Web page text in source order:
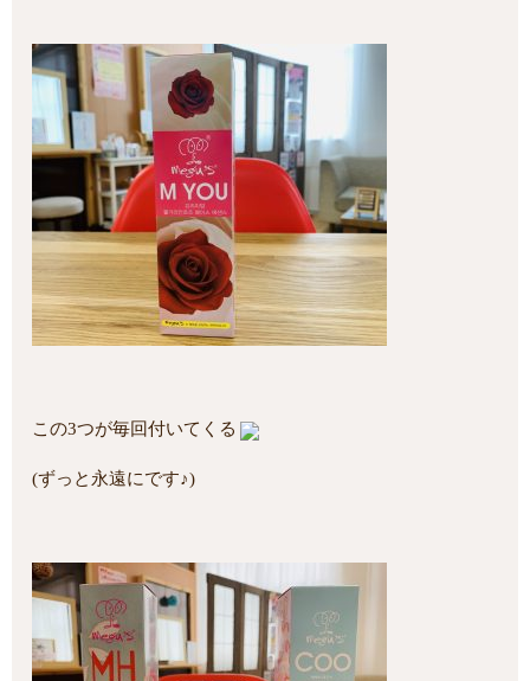
この3つが毎回付いてくる
(ずっと永遠にです♪)